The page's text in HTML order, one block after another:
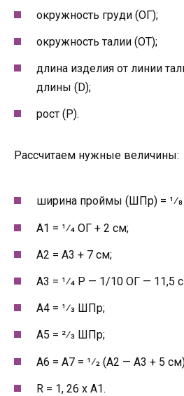
окружность груди (ОГ);
окружность талии (ОТ);
длина изделия от линии
длины (D);
рост (Р).
Рассчитаем нужные величины:
ширина проймы (ШПр) =
А1 = 1⁄4 ОГ + 2 см;
А2 = А3 + 7 см;
А3 = 1⁄4 Р — 1/10 ОГ — 11,5
А4 = 1⁄3 ШПр;
А5 = 2⁄3 ШПр;
А6 = А7 = 1⁄2 (А2 — А3 + 5
R = 1, 26 х А1.